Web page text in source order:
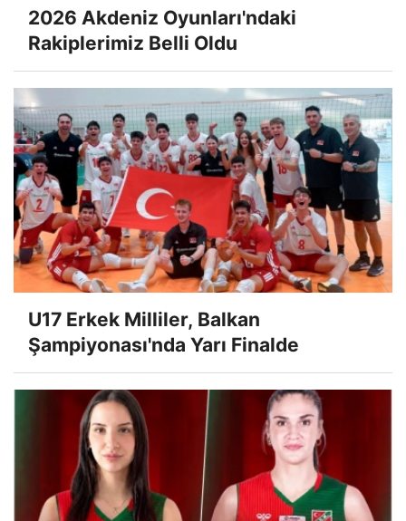
2026 Akdeniz Oyunları'ndaki
Rakiplerimiz Belli Oldu
U17 Erkek Milliler, Balkan
Şampiyonası'nda Yarı Finalde